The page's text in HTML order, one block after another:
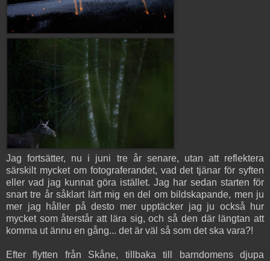
Jag fortsätter, nu i juni tre år senare, utan att reflektera
särskilt mycket om fotograferandet, vad det tjänar för syften
eller vad jag kunnat göra istället. Jag har sedan starten för
snart tre år såklart lärt mig en del om bildskapande, men ju
mer jag håller på desto mer upptäcker jag ju också hur
mycket som återstår att lära sig, och så den där längtan att
komma ut ännu en gång... det är väl så som det ska vara?!
Efter flytten från Skåne, tillbaka till barndomens djupa